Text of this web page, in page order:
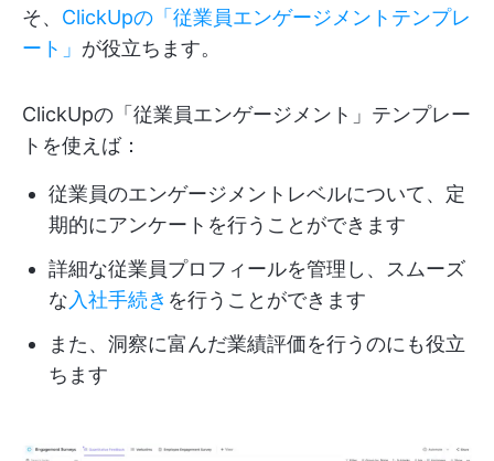
そ、 ClickUpの「従業員エンゲージメントテンプレ
ート」 が役立ちます。
ClickUpの「従業員エンゲージメント」テンプレー
トを使えば：
従業員のエンゲージメントレベルについて、定
期的にアンケートを行うことができます
詳細な従業員プロフィールを管理し、スムーズ
な入社手続き を行うことができます
また、洞察に富んだ業績評価を行うのにも役立
ちます